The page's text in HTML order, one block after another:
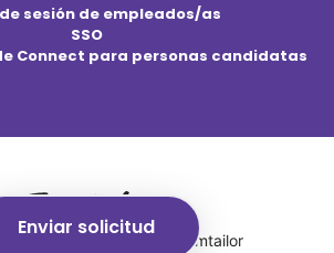
Enviar solicitud
sesión de empleados/as
SSO
Connect para personas candidatas
de seguimiento de Teamtailor